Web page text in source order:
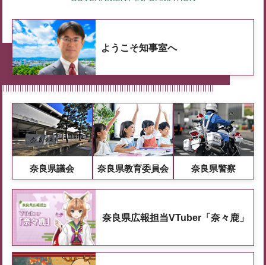
ようこそ知事室へ
奈良県議会 奈良県教育委員会 奈良県警察
奈良県広報担当VTuber「奈々鹿」